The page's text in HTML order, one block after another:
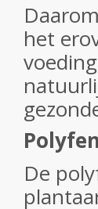
het
De